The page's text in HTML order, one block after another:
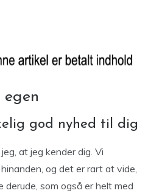
god nyhed til dig
at jeg kender dig. Vi
og det er rart at vide,
derude, som også er helt med